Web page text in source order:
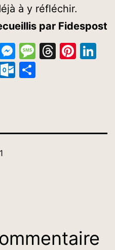
à y réfléchir.
par Fidespost
Messenger
Message
Outlook.com